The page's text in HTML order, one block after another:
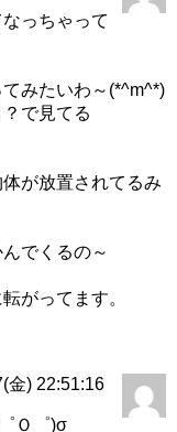
っちゃって
みたいわ～(*^m^*)
で見てる
が放置されてるみ
でくるの～
がってます。
金) 22:51:16
Ｏ゜)σ